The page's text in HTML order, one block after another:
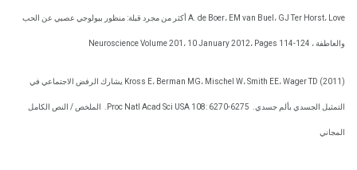
A. de Boer، EM van Buel، GJ Ter Horst، Love أكثر من مجرد قبلة: منظور بيولوجي عصبي عن الحب
والعاطفة ، Neuroscience Volume 201، 10 January 2012، Pages 114-124
Kross E، Berman MG، Mischel W، Smith EE، Wager TD (2011) يشارك الرفض الاجتماعي في
التمثيل الجسدي بألم جسدي. Proc Natl Acad Sci USA 108: 6270-6275. الملخص / النص الكامل
المجاني